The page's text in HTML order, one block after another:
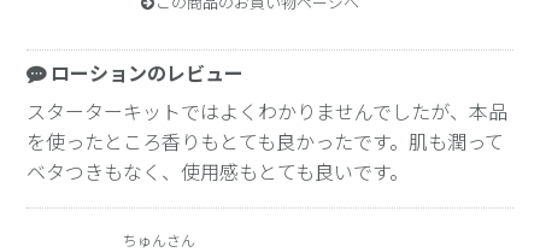
ローションのレビュー
スターターキットではよくわかりませんでしたが、本品
を使ったところ香りもとても良かったです。肌も潤って
ベタつきもなく、使用感もとても良いです。
ちゅんさん